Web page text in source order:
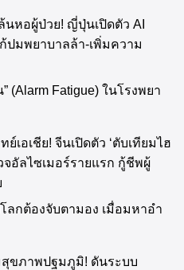
นหอผู้ป่วย! ญี่ปุ่นเปิดตัว AI
ก้ปมพยาบาลล้า-เพิ่มความ
(Alarm Fatigue) ในโรงพยา
เอเชีย! จีนเปิดตัว ‘ตับเทียมไฮ
จอัลไซเมอร์รายแรก กู้ชีพผู้
ลกต้องจับตามอง เมื่อมหาอำ
ขภาพปฐมภูมิ! ดันระบบ